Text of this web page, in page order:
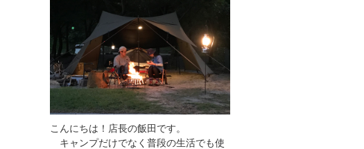
こんにちは！店長の飯田です。
キャンプだけでなく普段の生活でも使